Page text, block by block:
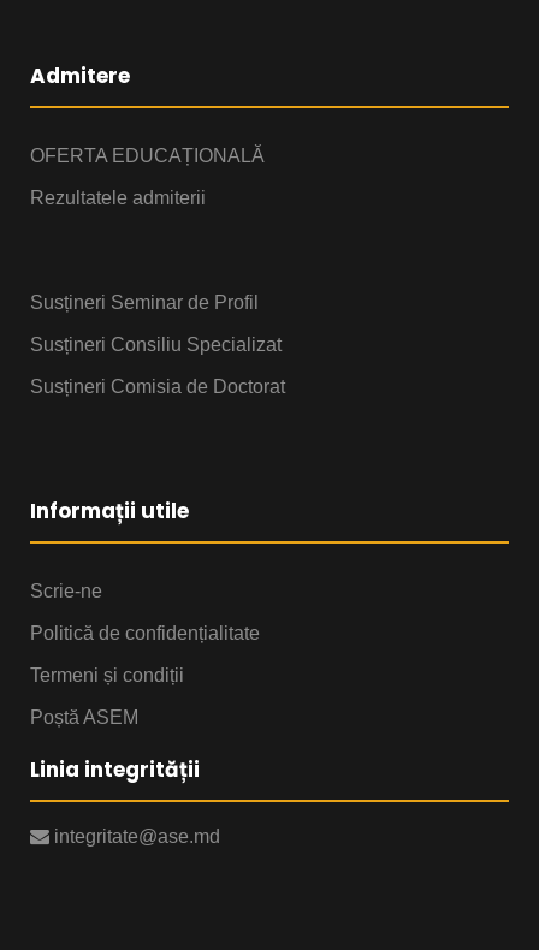
Admitere
OFERTA EDUCAȚIONALĂ
Rezultatele admiterii
Susțineri Seminar de Profil
Susțineri Consiliu Specializat
Susțineri Comisia de Doctorat
Informații utile
Scrie-ne
Politică de confidențialitate
Termeni și condiții
Poștă ASEM
Linia integrității
integritate@ase.md